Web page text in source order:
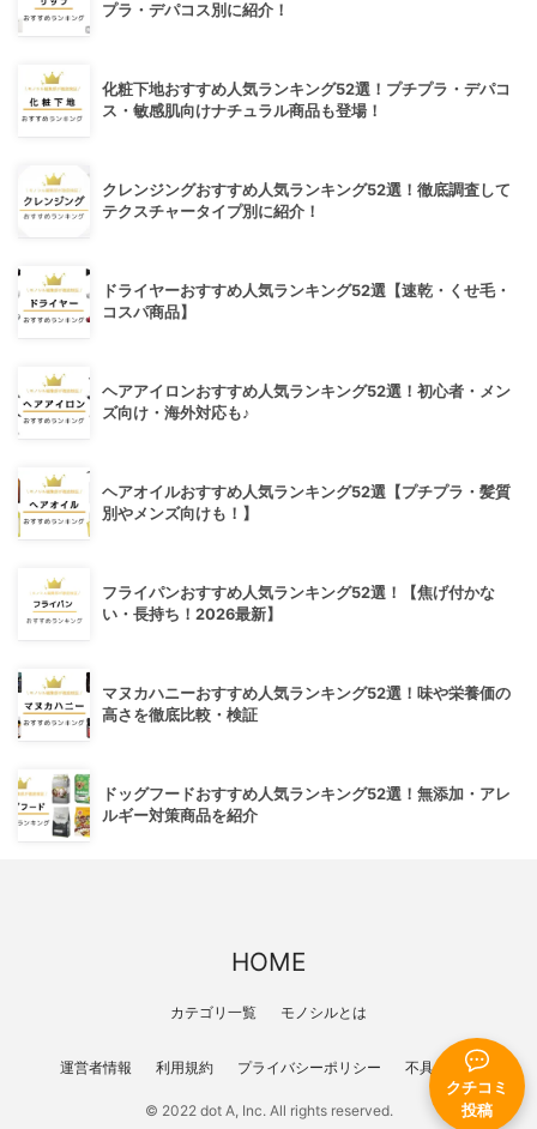
クチコミ
投稿
プラ・デパコス別に紹介！
化粧下地おすすめ人気ランキング52選！プチプラ・デパコ
ス・敏感肌向けナチュラル商品も登場！
クレンジングおすすめ人気ランキング52選！徹底調査して
テクスチャータイプ別に紹介！
ドライヤーおすすめ人気ランキング52選【速乾・くせ毛・
コスパ商品】
ヘアアイロンおすすめ人気ランキング52選！初心者・メン
ズ向け・海外対応も♪
ヘアオイルおすすめ人気ランキング52選【プチプラ・髪質
別やメンズ向けも！】
フライパンおすすめ人気ランキング52選！【焦げ付かな
い・長持ち！2026最新】
マヌカハニーおすすめ人気ランキング52選！味や栄養価の
高さを徹底比較・検証
ドッグフードおすすめ人気ランキング52選！無添加・アレ
ルギー対策商品を紹介
HOME
カテゴリ一覧 モノシルとは
運営者情報 利用規約 プライバシーポリシー 不具合報告
© 2022 dot A, Inc. All rights reserved.